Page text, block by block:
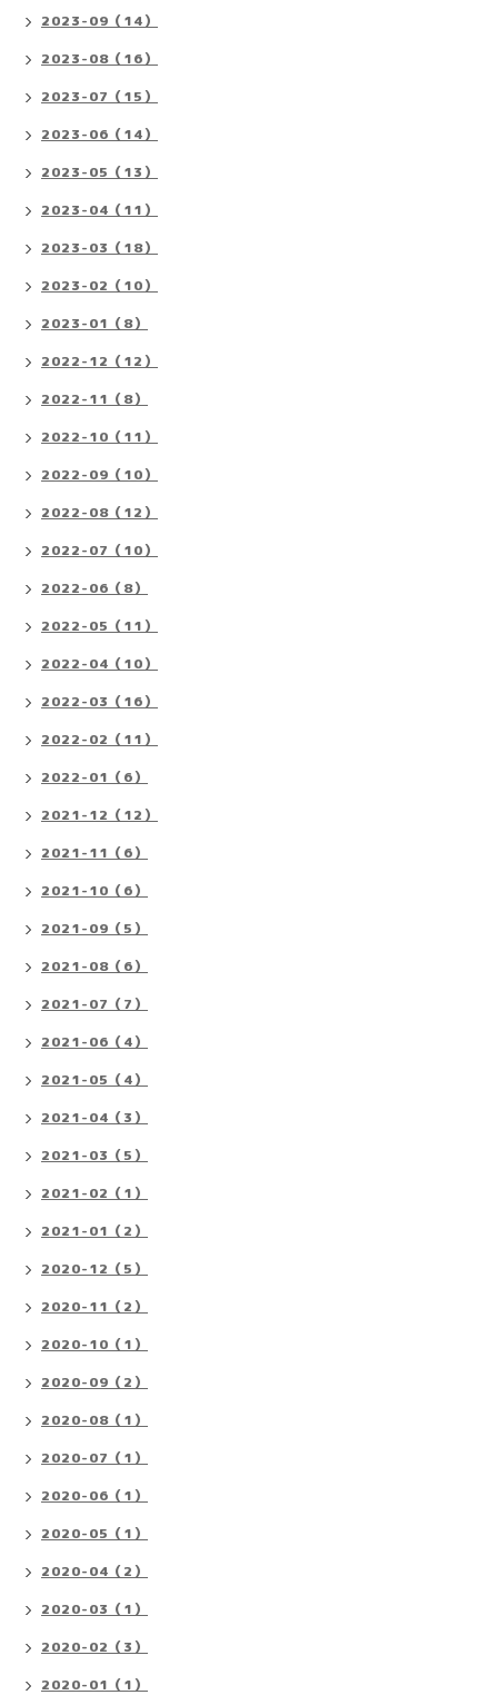
2023-09（14）
2023-08（16）
2023-07（15）
2023-06（14）
2023-05（13）
2023-04（11）
2023-03（18）
2023-02（10）
2023-01（8）
2022-12（12）
2022-11（8）
2022-10（11）
2022-09（10）
2022-08（12）
2022-07（10）
2022-06（8）
2022-05（11）
2022-04（10）
2022-03（16）
2022-02（11）
2022-01（6）
2021-12（12）
2021-11（6）
2021-10（6）
2021-09（5）
2021-08（6）
2021-07（7）
2021-06（4）
2021-05（4）
2021-04（3）
2021-03（5）
2021-02（1）
2021-01（2）
2020-12（5）
2020-11（2）
2020-10（1）
2020-09（2）
2020-08（1）
2020-07（1）
2020-06（1）
2020-05（1）
2020-04（2）
2020-03（1）
2020-02（3）
2020-01（1）